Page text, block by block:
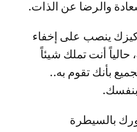
والرضا عن الذات.
ينصب على إخفاء
حالياً أنت تملك شيئاً
بأنك تقوم به..
بنفسك.